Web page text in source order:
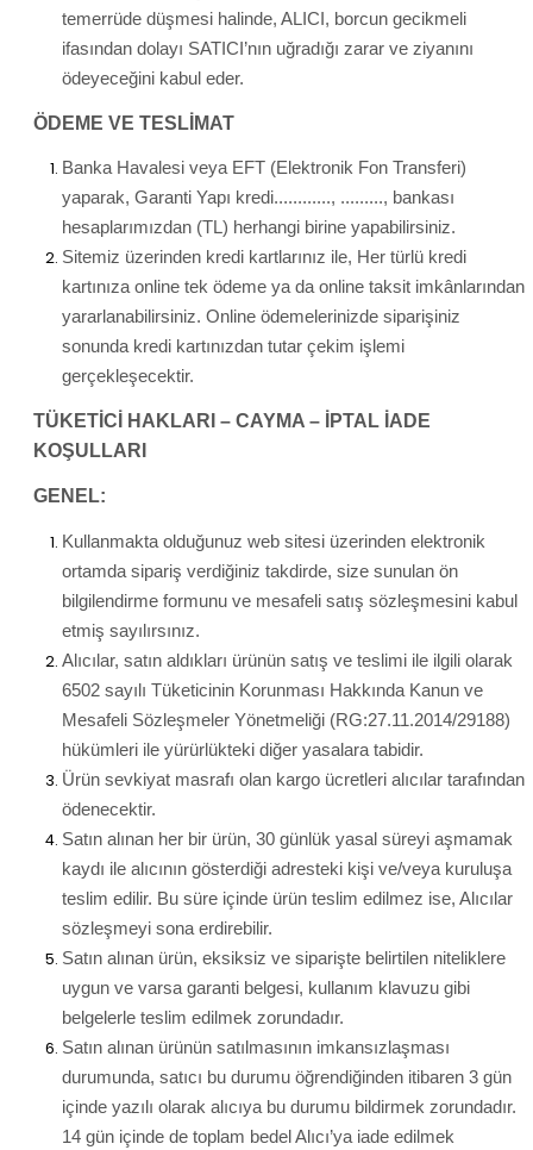
temerrüde düşmesi halinde, ALICI, borcun gecikmeli
ifasından dolayı SATICI’nın uğradığı zarar ve ziyanını
ödeyeceğini kabul eder.
ÖDEME VE TESLİMAT
Banka Havalesi veya EFT (Elektronik Fon Transferi)
yaparak, Garanti Yapı kredi............, ........., bankası
hesaplarımızdan (TL) herhangi birine yapabilirsiniz.
Sitemiz üzerinden kredi kartlarınız ile, Her türlü kredi
kartınıza online tek ödeme ya da online taksit imkânlarından
yararlanabilirsiniz. Online ödemelerinizde siparişiniz
sonunda kredi kartınızdan tutar çekim işlemi
gerçekleşecektir.
TÜKETİCİ HAKLARI – CAYMA – İPTAL İADE
KOŞULLARI
GENEL:
Kullanmakta olduğunuz web sitesi üzerinden elektronik
ortamda sipariş verdiğiniz takdirde, size sunulan ön
bilgilendirme formunu ve mesafeli satış sözleşmesini kabul
etmiş sayılırsınız.
Alıcılar, satın aldıkları ürünün satış ve teslimi ile ilgili olarak
6502 sayılı Tüketicinin Korunması Hakkında Kanun ve
Mesafeli Sözleşmeler Yönetmeliği (RG:27.11.2014/29188)
hükümleri ile yürürlükteki diğer yasalara tabidir.
Ürün sevkiyat masrafı olan kargo ücretleri alıcılar tarafından
ödenecektir.
Satın alınan her bir ürün, 30 günlük yasal süreyi aşmamak
kaydı ile alıcının gösterdiği adresteki kişi ve/veya kuruluşa
teslim edilir. Bu süre içinde ürün teslim edilmez ise, Alıcılar
sözleşmeyi sona erdirebilir.
Satın alınan ürün, eksiksiz ve siparişte belirtilen niteliklere
uygun ve varsa garanti belgesi, kullanım klavuzu gibi
belgelerle teslim edilmek zorundadır.
Satın alınan ürünün satılmasının imkansızlaşması
durumunda, satıcı bu durumu öğrendiğinden itibaren 3 gün
içinde yazılı olarak alıcıya bu durumu bildirmek zorundadır.
14 gün içinde de toplam bedel Alıcı’ya iade edilmek